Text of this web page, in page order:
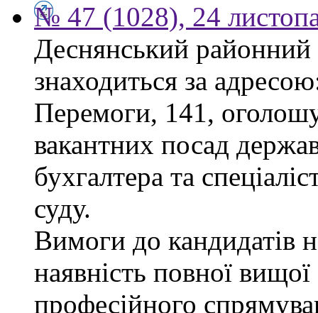
№ 47 (1028), 24
Деснянський
знаходиться за
Перемоги, 141,
вакантних посад
бухгалтера та
суду.
Вимоги до кандидатів
наявність повної вищої
професійного